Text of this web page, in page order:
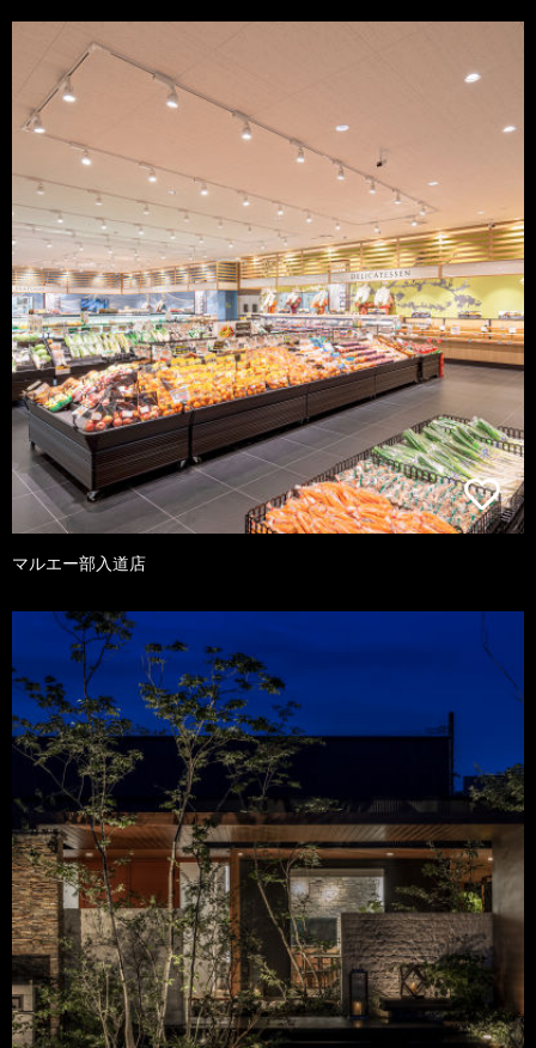
マルエー部入道店